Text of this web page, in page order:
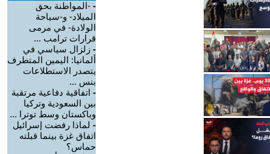
- -المواطنة بحق
الميلاد- و-سياحة
الولادة- في مرمى
قرارات ترامب ...
- زلزال سياسي في
ألمانيا: اليمين المتطرف
يتصدر الاستطلاعات
بنس ...
- اتفاقية دفاعية مرتقبة
بين السعودية وتركيا
وباكستان وسط توترا ...
- لماذا رفضت إسرائيل
اتفاق غزة بينما قبلته
حماس؟